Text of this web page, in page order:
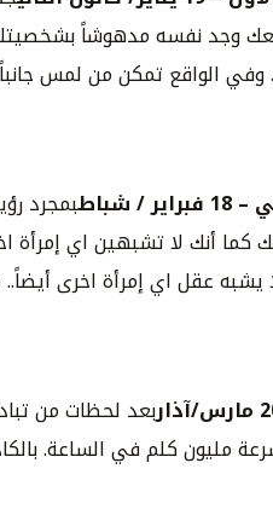
وجد نفسه مدهوشاً
الواقع تمكن من لمس
–
18 فبراير/شباطبمجرد
أنك لا تشبهين اي إمرأة
عقل اي إمرأة اخرى
بعد لحظات من
مليون كلم في الساعة.